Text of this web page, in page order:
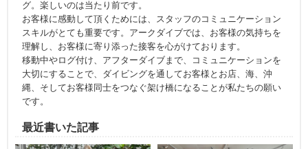
グ。楽しいのは当たり前です。
お客様に感動して頂くためには、スタッフのコミュニケーション
スキルがとても重要です。アークダイブでは、お客様の気持ちを
理解し、お客様に寄り添った接客を心がけております。
移動中やログ付け、アフターダイブまで、コミュニケーションを
大切にすることで、ダイビングを通してお客様とお店、海、沖
縄、そしてお客様同士をつなぐ架け橋になることが私たちの願い
です。
最近書いた記事